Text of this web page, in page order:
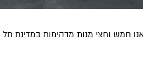
חמש וחצי מנות מדהימות במדינת תל